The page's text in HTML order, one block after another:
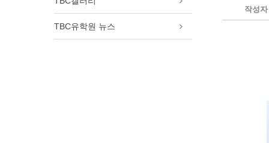
필리핀 가족연수 프로그램
추천! 토론토 여자 고등학교
캐나다 명문보딩스쿨
TBC유학원 뉴스
작성자